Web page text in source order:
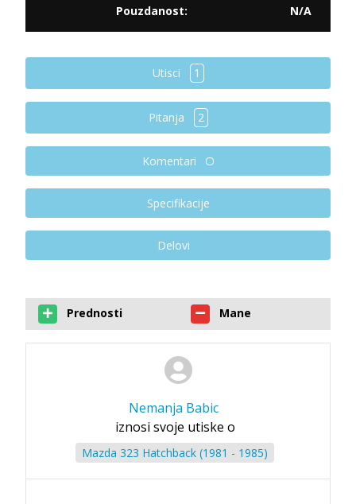
Pouzdanost:
N/A
Utisci 1
Pitanja 2
Komentari
Specifikacije
Delovi
Prednosti Mane
Nemanja Babic
iznosi svoje utiske o
Mazda 323 Hatchback (1981 - 1985)